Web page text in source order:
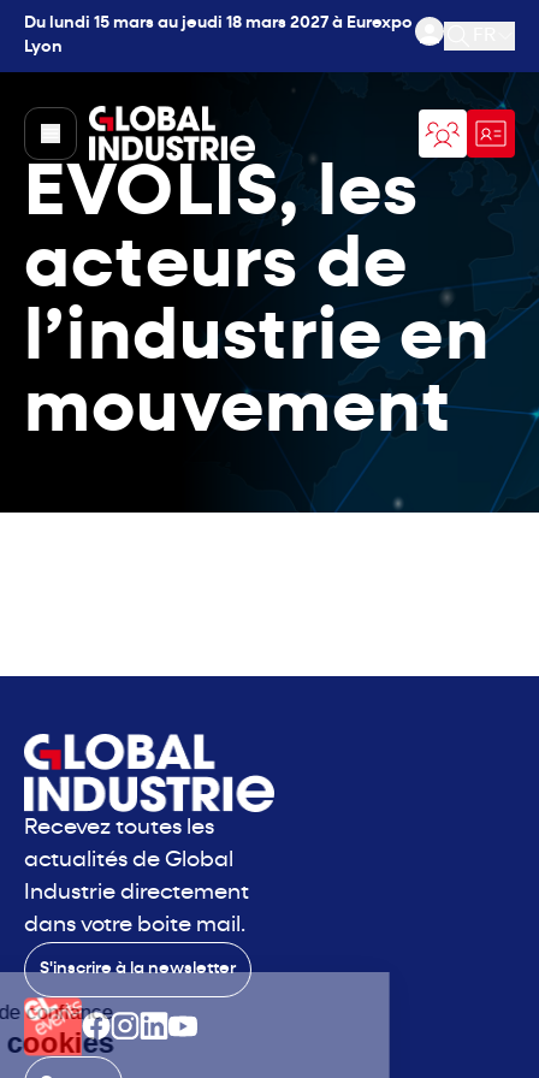
Du lundi 15 mars au jeudi 18 mars 2027 à Eurexpo
Lyon
Ouvrir
page.home
EVOLIS, les
acteurs de
l’industrie en
mouvement
Recevez toutes les
actualités de Global
Industrie directement
dans votre boite mail.
S'inscrire à la newsletter